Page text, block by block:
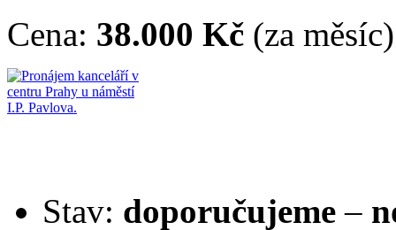
Cena: 38.000 Kč (za měsíc)
Stav: doporučujeme –